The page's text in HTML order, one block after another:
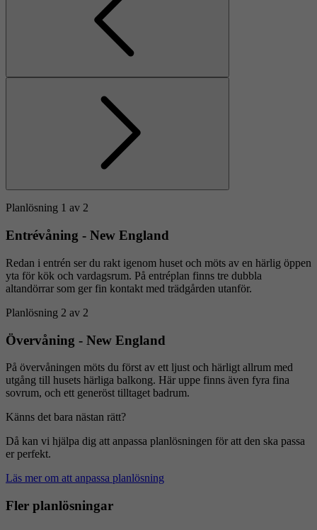
Planlösning 1 av 2
Entrévåning - New England
Redan i entrén ser du rakt igenom huset och möts av en härlig öppen
yta för kök och vardagsrum. På entréplan finns tre dubbla
altandörrar som ger fin kontakt med trädgården utanför.
Planlösning 2 av 2
Övervåning - New England
På övervåningen möts du först av ett ljust och härligt allrum med
utgång till husets härliga balkong. Här uppe finns även fyra fina
sovrum, och ett generöst tilltaget badrum.
Känns det bara nästan rätt?
Då kan vi hjälpa dig att anpassa planlösningen för att den ska passa
er perfekt.
Läs mer om att anpassa planlösning
Fler planlösningar